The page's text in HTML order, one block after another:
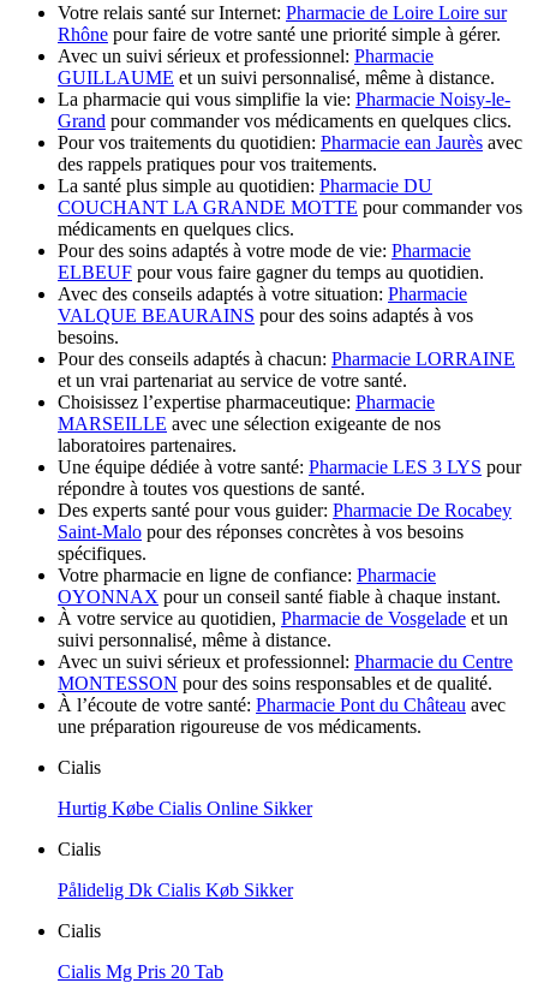
Votre relais santé sur Internet: Pharmacie de Loire Loire sur
Rhône pour faire de votre santé une priorité simple à gérer.
Avec un suivi sérieux et professionnel: Pharmacie
GUILLAUME et un suivi personnalisé, même à distance.
La pharmacie qui vous simplifie la vie: Pharmacie Noisy-le-
Grand pour commander vos médicaments en quelques clics.
Pour vos traitements du quotidien: Pharmacie ean Jaurès avec
des rappels pratiques pour vos traitements.
La santé plus simple au quotidien: Pharmacie DU
COUCHANT LA GRANDE MOTTE pour commander vos
médicaments en quelques clics.
Pour des soins adaptés à votre mode de vie: Pharmacie
ELBEUF pour vous faire gagner du temps au quotidien.
Avec des conseils adaptés à votre situation: Pharmacie
VALQUE BEAURAINS pour des soins adaptés à vos
besoins.
Pour des conseils adaptés à chacun: Pharmacie LORRAINE
et un vrai partenariat au service de votre santé.
Choisissez l’expertise pharmaceutique: Pharmacie
MARSEILLE avec une sélection exigeante de nos
laboratoires partenaires.
Une équipe dédiée à votre santé: Pharmacie LES 3 LYS pour
répondre à toutes vos questions de santé.
Des experts santé pour vous guider: Pharmacie De Rocabey
Saint-Malo pour des réponses concrètes à vos besoins
spécifiques.
Votre pharmacie en ligne de confiance: Pharmacie
OYONNAX pour un conseil santé fiable à chaque instant.
À votre service au quotidien, Pharmacie de Vosgelade et un
suivi personnalisé, même à distance.
Avec un suivi sérieux et professionnel: Pharmacie du Centre
MONTESSON pour des soins responsables et de qualité.
À l’écoute de votre santé: Pharmacie Pont du Château avec
une préparation rigoureuse de vos médicaments.
Cialis
Hurtig Købe Cialis Online Sikker
Cialis
Pålidelig Dk Cialis Køb Sikker
Cialis
Cialis Mg Pris 20 Tab